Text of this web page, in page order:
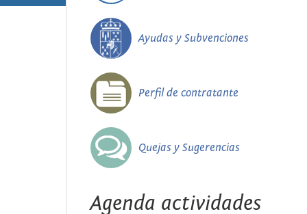
Ayudas y Subvenciones
Perfil de contratante
Quejas y Sugerencias
Agenda actividades